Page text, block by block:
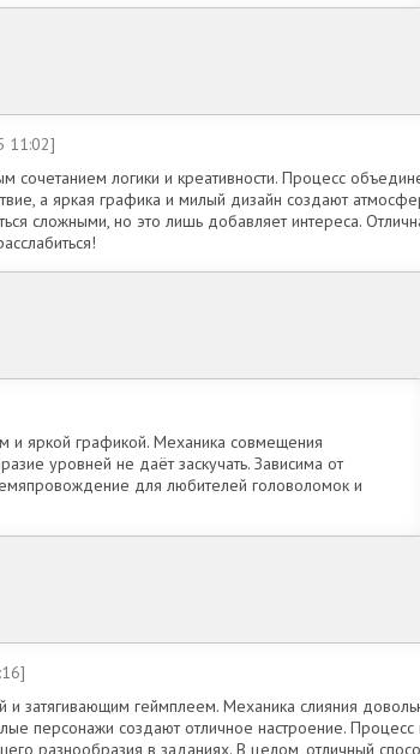
11:02]
сочетанием логики и креативности. Процесс
а яркая графика и милый дизайн создают
сложными, но это лишь добавляет интереса.
и яркой графикой. Механика совмещения
уровней не даёт заскучать. Зависима от
для любителей головоломок и
и затягивающим геймплеем. Механика слияния
персонажи создают отличное настроение. Процесс